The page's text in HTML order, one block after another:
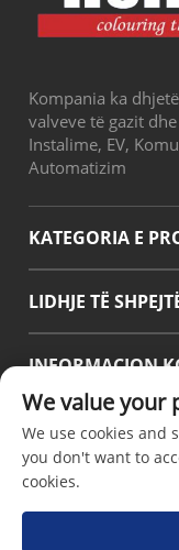
Kompania ka
valveve të gazit
Instalime, EV,
Automatizim
KATEGORIA E
LIDHJE TË
INFORMACION
Office add : Rruga
Modern Industrial
Email:[email
Telefoni:
We value your
We use cookies and
you don't want to
cookies.